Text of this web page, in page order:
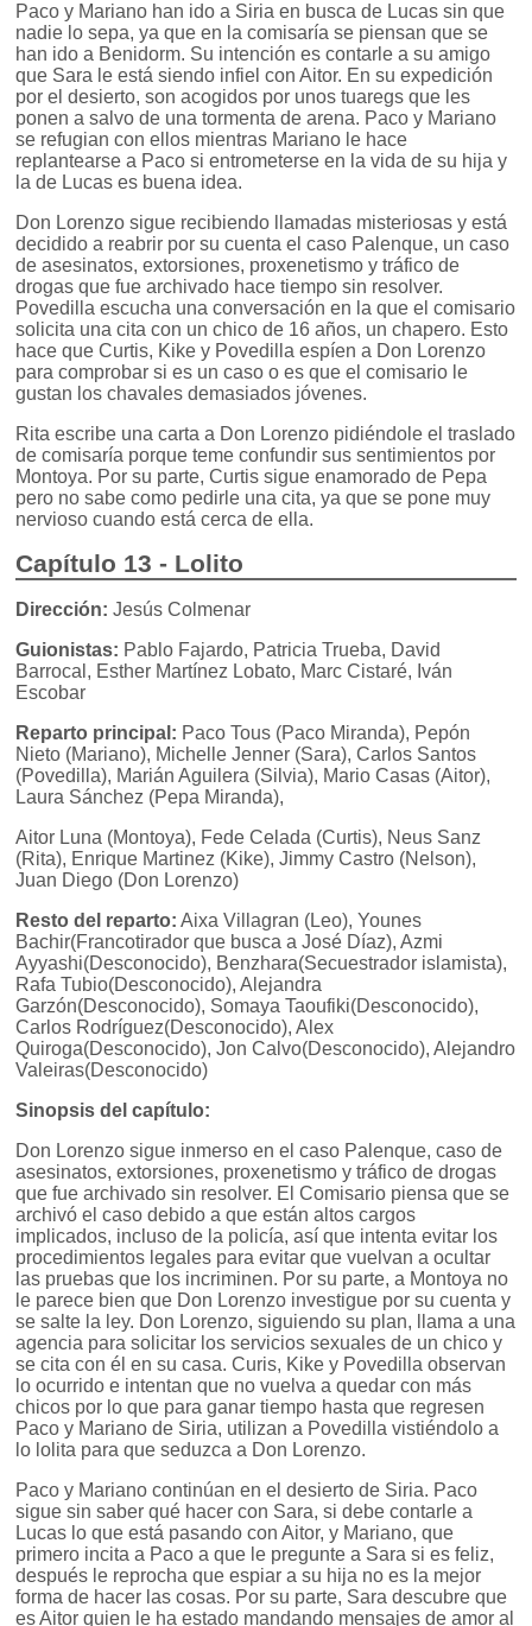
Paco y Mariano han ido a Siria en busca de Lucas sin que
nadie lo sepa, ya que en la comisaría se piensan que se
han ido a Benidorm. Su intención es contarle a su amigo
que Sara le está siendo infiel con Aitor. En su expedición
por el desierto, son acogidos por unos tuaregs que les
ponen a salvo de una tormenta de arena. Paco y Mariano
se refugian con ellos mientras Mariano le hace
replantearse a Paco si entrometerse en la vida de su hija y
la de Lucas es buena idea.
Don Lorenzo sigue recibiendo llamadas misteriosas y está
decidido a reabrir por su cuenta el caso Palenque, un caso
de asesinatos, extorsiones, proxenetismo y tráfico de
drogas que fue archivado hace tiempo sin resolver.
Povedilla escucha una conversación en la que el comisario
solicita una cita con un chico de 16 años, un chapero. Esto
hace que Curtis, Kike y Povedilla espíen a Don Lorenzo
para comprobar si es un caso o es que el comisario le
gustan los chavales demasiados jóvenes.
Rita escribe una carta a Don Lorenzo pidiéndole el traslado
de comisaría porque teme confundir sus sentimientos por
Montoya. Por su parte, Curtis sigue enamorado de Pepa
pero no sabe como pedirle una cita, ya que se pone muy
nervioso cuando está cerca de ella.
Capítulo 13 - Lolito
Dirección: Jesús Colmenar
Guionistas: Pablo Fajardo, Patricia Trueba, David
Barrocal, Esther Martínez Lobato, Marc Cistaré, Iván
Escobar
Reparto principal: Paco Tous (Paco Miranda), Pepón
Nieto (Mariano), Michelle Jenner (Sara), Carlos Santos
(Povedilla), Marián Aguilera (Silvia), Mario Casas (Aitor),
Laura Sánchez (Pepa Miranda),
Aitor Luna (Montoya), Fede Celada (Curtis), Neus Sanz
(Rita), Enrique Martinez (Kike), Jimmy Castro (Nelson),
Juan Diego (Don Lorenzo)
Resto del reparto: Aixa Villagran (Leo), Younes
Bachir(Francotirador que busca a José Díaz), Azmi
Ayyashi(Desconocido), Benzhara(Secuestrador islamista),
Rafa Tubio(Desconocido), Alejandra
Garzón(Desconocido), Somaya Taoufiki(Desconocido),
Carlos Rodríguez(Desconocido), Alex
Quiroga(Desconocido), Jon Calvo(Desconocido), Alejandro
Valeiras(Desconocido)
Sinopsis del capítulo:
Don Lorenzo sigue inmerso en el caso Palenque, caso de
asesinatos, extorsiones, proxenetismo y tráfico de drogas
que fue archivado sin resolver. El Comisario piensa que se
archivó el caso debido a que están altos cargos
implicados, incluso de la policía, así que intenta evitar los
procedimientos legales para evitar que vuelvan a ocultar
las pruebas que los incriminen. Por su parte, a Montoya no
le parece bien que Don Lorenzo investigue por su cuenta y
se salte la ley. Don Lorenzo, siguiendo su plan, llama a una
agencia para solicitar los servicios sexuales de un chico y
se cita con él en su casa. Curis, Kike y Povedilla observan
lo ocurrido e intentan que no vuelva a quedar con más
chicos por lo que para ganar tiempo hasta que regresen
Paco y Mariano de Siria, utilizan a Povedilla vistiéndolo a
lo lolita para que seduzca a Don Lorenzo.
Paco y Mariano continúan en el desierto de Siria. Paco
sigue sin saber qué hacer con Sara, si debe contarle a
Lucas lo que está pasando con Aitor, y Mariano, que
primero incita a Paco a que le pregunte a Sara si es feliz,
después le reprocha que espiar a su hija no es la mejor
forma de hacer las cosas. Por su parte, Sara descubre que
es Aitor quien le ha estado mandando mensajes de amor al